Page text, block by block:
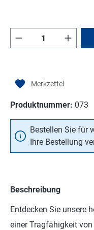
Produkt
Produktnummer: 073
Bestellen Sie für
Ihre Bestellung
Beschreibung
Entdecken Sie unsere
einer Tragfähigkeit